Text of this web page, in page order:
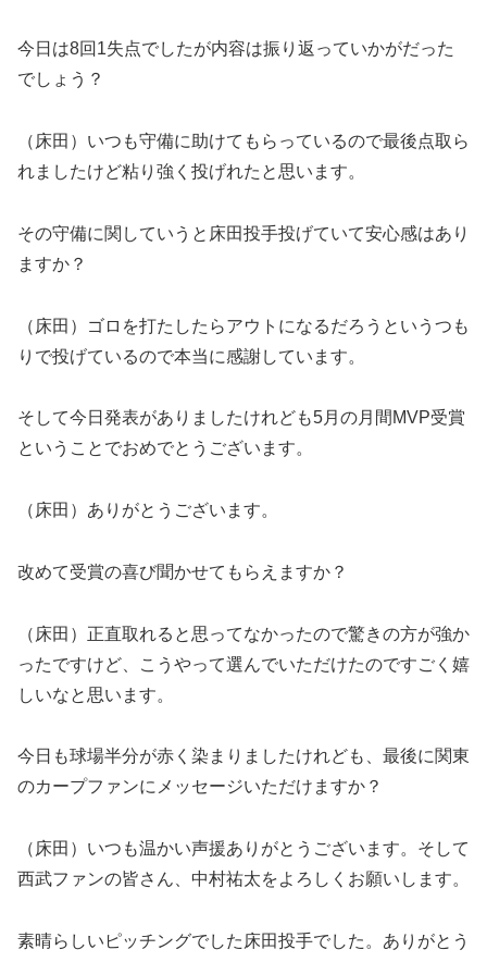
今日は8回1失点でしたが内容は振り返っていかがだった
でしょう？
（床田）いつも守備に助けてもらっているので最後点取ら
れましたけど粘り強く投げれたと思います。
その守備に関していうと床田投手投げていて安心感はあり
ますか？
（床田）ゴロを打たしたらアウトになるだろうというつも
りで投げているので本当に感謝しています。
そして今日発表がありましたけれども5月の月間MVP受賞
ということでおめでとうございます。
（床田）ありがとうございます。
改めて受賞の喜び聞かせてもらえますか？
（床田）正直取れると思ってなかったので驚きの方が強か
ったですけど、こうやって選んでいただけたのですごく嬉
しいなと思います。
今日も球場半分が赤く染まりましたけれども、最後に関東
のカープファンにメッセージいただけますか？
（床田）いつも温かい声援ありがとうございます。そして
西武ファンの皆さん、中村祐太をよろしくお願いします。
素晴らしいピッチングでした床田投手でした。ありがとう